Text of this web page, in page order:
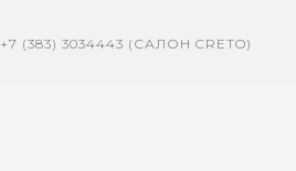
+7 (383) 3034443 (САЛОН CRETO)